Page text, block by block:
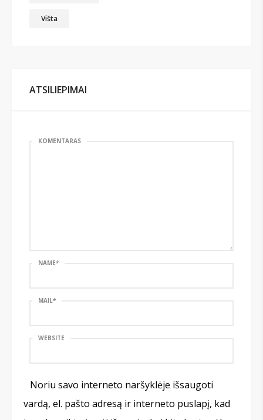
Višta
ATSILIEPIMAI
KOMENTARAS
NAME*
MAIL*
WEBSITE
Noriu savo interneto naršyklėje išsaugoti
vardą, el. pašto adresą ir interneto puslapį, kad